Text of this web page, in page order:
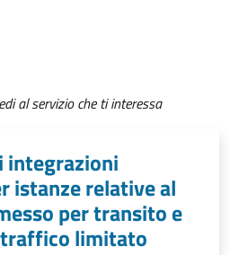
al servizio che ti interessa
integrazioni
istanze relative al
per transito e
traffico limitato